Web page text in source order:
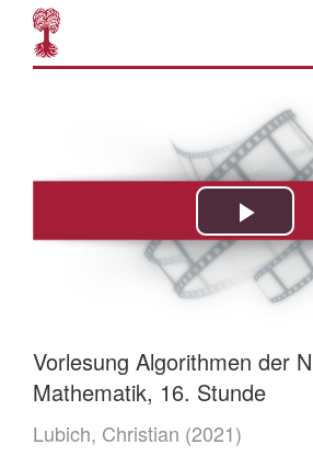
Vorlesung Algorithmen der
Mathematik, 16. Stunde
Lubich, Christian (2021)